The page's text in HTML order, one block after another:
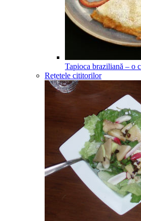
Tapioca braziliană – o
Rețetele cititorilor